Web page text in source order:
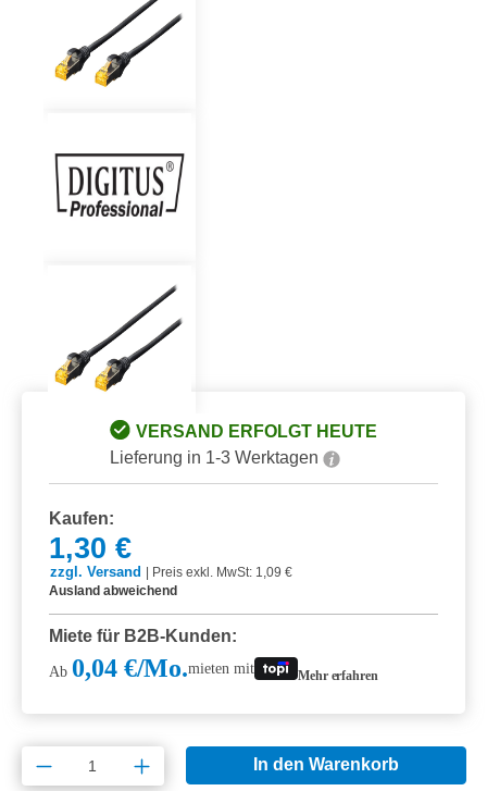
VERSAND ERFOLGT HEUTE
Lieferung in 1-3 Werktagen
Kaufen:
1,30 €
zzgl. Versand
Preis exkl. MwSt: 1,09 €
Ausland abweichend
Miete für B2B-Kunden:
Ab 0,04 €/Mo.mieten mit Mehr erfahren
Produkt Anzahl: Gib den gewünschten
In den Warenkorb